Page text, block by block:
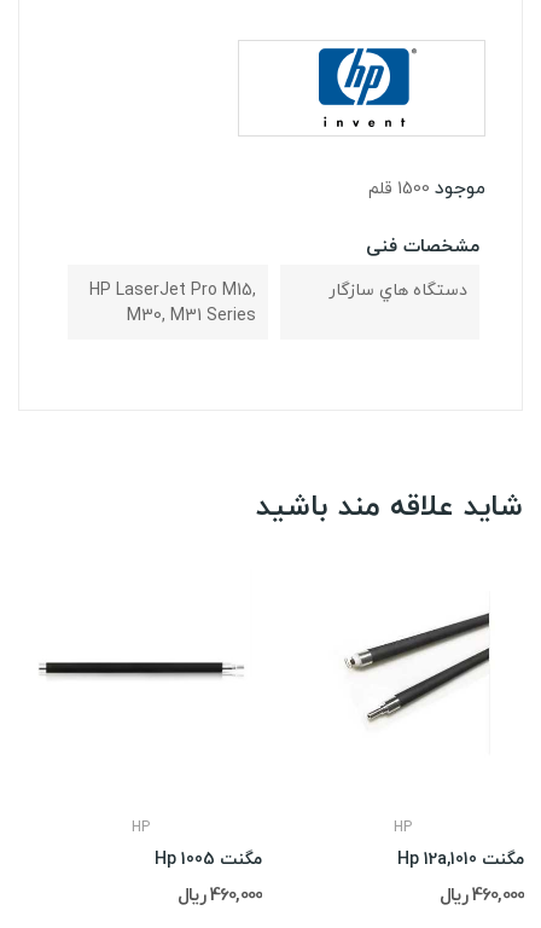
موجود 1500 قلم
مشخصات فنی
دستگاه هاي سازگار
HP LaserJet Pro M15,
M30, M31 Series
شاید علاقه مند باشید
HP
مگنت Hp 1005
460,000 ریال
HP
مگنت Hp 12a,1010
460,000 ریال